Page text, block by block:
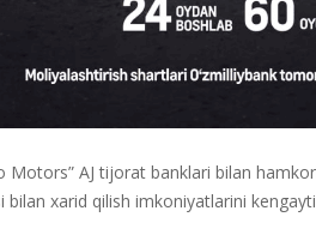
Motors” AJ tijorat banklari bilan
bilan xarid qilish imkoniyatlarini